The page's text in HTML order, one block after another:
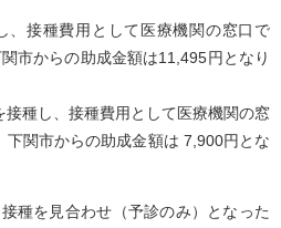
接種費用として医療機関の窓口で
市からの助成金額は11,495円となり
種し、接種費用として医療機関の窓
関市からの助成金額は 7,900円とな
種を見合わせ（予診のみ）となった